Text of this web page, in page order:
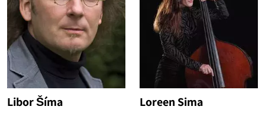
Libor Šíma Loreen Sima